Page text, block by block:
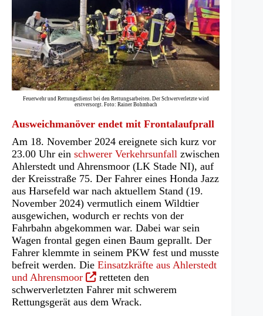
Feuerwehr und Rettungsdienst bei den Rettungsarbeiten. Der Schwerverletzte wird
erstversorgt. Foto: Rainer Bohmbach
Ausweichmanöver endet mit Frontalaufprall
Am 18. November 2024 ereignete sich kurz vor
23.00 Uhr ein schwerer Verkehrsunfall zwischen
Ahlerstedt und Ahrensmoor (LK Stade NI), auf
der Kreisstraße 75. Der Fahrer eines Honda Jazz
aus Harsefeld war nach aktuellem Stand (19.
November 2024) vermutlich einem Wildtier
ausgewichen, wodurch er rechts von der
Fahrbahn abgekommen war. Dabei war sein
Wagen frontal gegen einen Baum geprallt. Der
Fahrer klemmte in seinem PKW fest und musste
befreit werden. Die Einsatzkräfte aus Ahlerstedt
und Ahrensmoor(Öffnet
in
einem
retteten den
schwerverletzten Fahrer mit schwerem
Rettungsgerät aus dem Wrack.